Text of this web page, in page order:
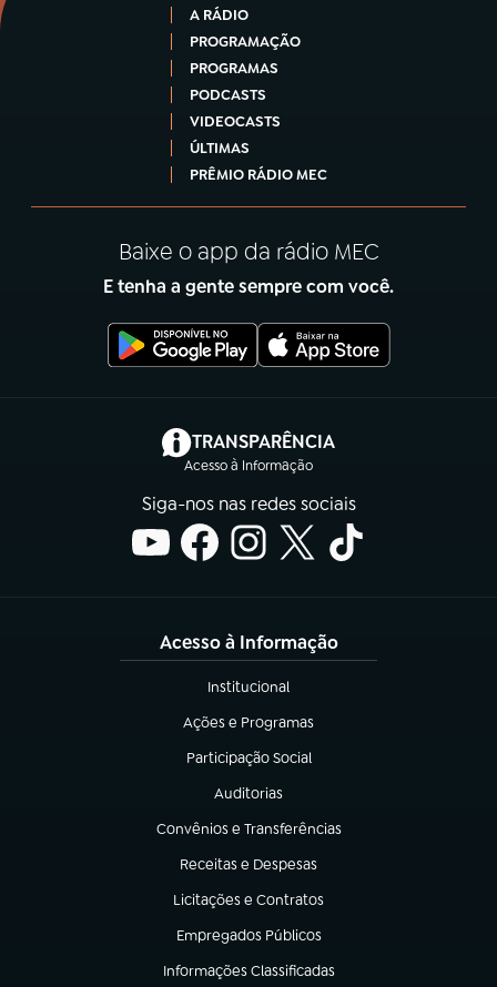
A RÁDIO
PROGRAMAÇÃO
PROGRAMAS
PODCASTS
VIDEOCASTS
ÚLTIMAS
PRÊMIO RÁDIO MEC
Baixe o app da rádio MEC
E tenha a gente sempre com você.
TRANSPARÊNCIA
Acesso à Informação
(abre em nova aba)
Siga-nos nas redes sociais
Acesso à Informação
Institucional
(abre em nova aba)
Ações e Programas
(abre em nova aba)
Participação Social
(abre em nova aba)
Auditorias
(abre em nova aba)
Convênios e Transferências
(abre em nova aba)
Receitas e Despesas
(abre em nova aba)
Licitações e Contratos
(abre em nova aba)
Empregados Públicos
(abre em nova aba)
Informações Classificadas
(abre em nova aba)